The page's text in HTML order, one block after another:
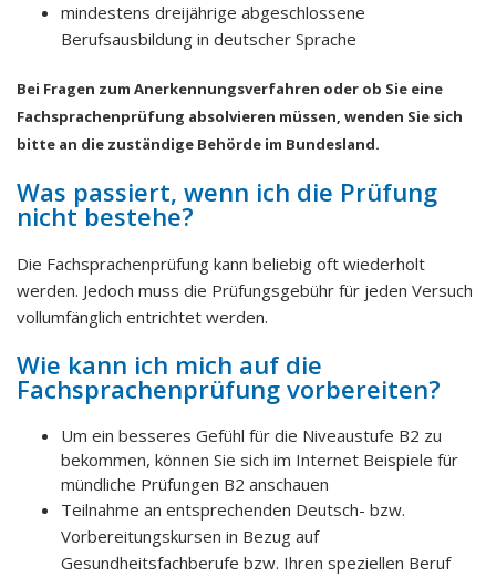
mindestens dreijährige abgeschlossene
Berufsausbildung in deutscher Sprache
Bei Fragen zum Anerkennungsverfahren oder ob Sie eine
Fachsprachenprüfung absolvieren müssen, wenden Sie sich
bitte an die zuständige Behörde im Bundesland.
Was passiert, wenn ich die Prüfung
nicht bestehe?
Die Fachsprachenprüfung kann beliebig oft wiederholt
werden. Jedoch muss die Prüfungsgebühr für jeden Versuch
vollumfänglich entrichtet werden.
Wie kann ich mich auf die
Fachsprachenprüfung vorbereiten?
Um ein besseres Gefühl für die Niveaustufe B2 zu
bekommen, können Sie sich im Internet Beispiele für
mündliche Prüfungen B2 anschauen
Teilnahme an entsprechenden Deutsch- bzw.
Vorbereitungskursen in Bezug auf
Gesundheitsfachberufe bzw. Ihren speziellen Beruf